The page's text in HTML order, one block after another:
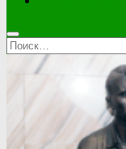
Найти: